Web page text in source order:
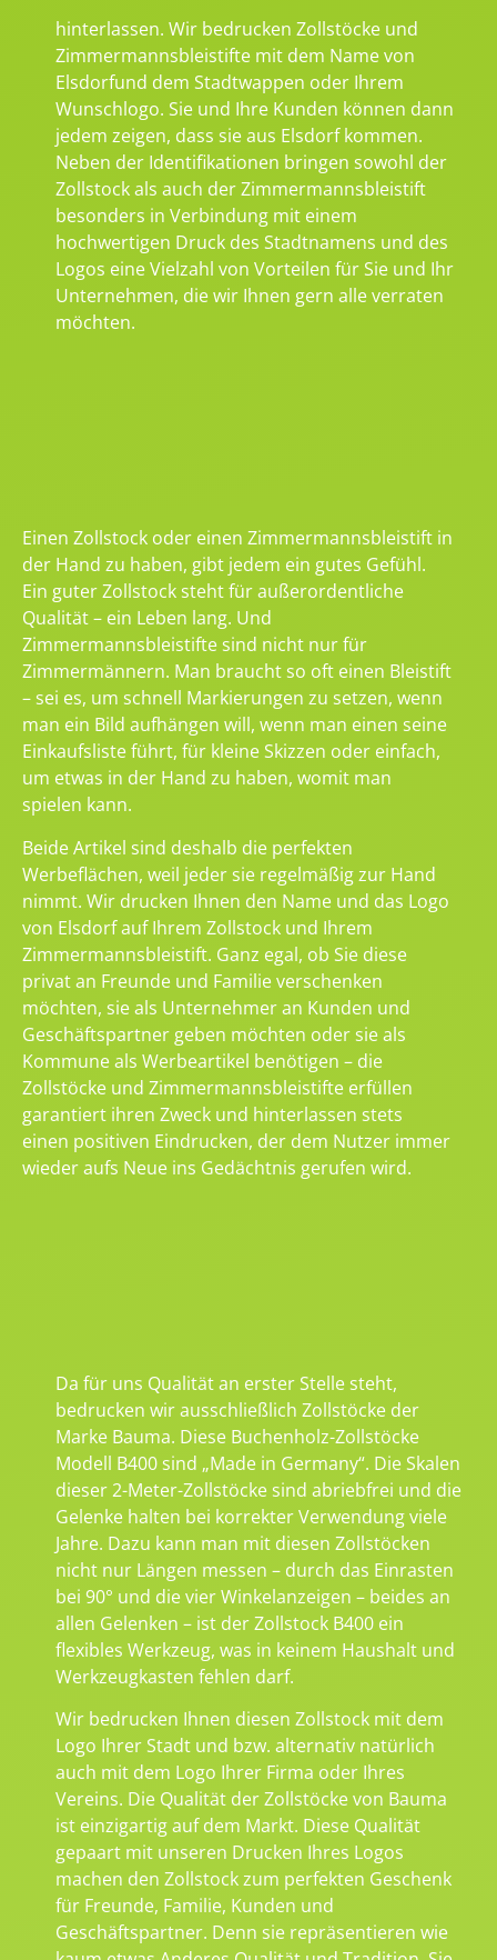
hinterlassen. Wir bedrucken Zollstöcke und
Zimmermannsbleistifte mit dem Name von
Elsdorfund dem Stadtwappen oder Ihrem
Wunschlogo. Sie und Ihre Kunden können dann
jedem zeigen, dass sie aus Elsdorf kommen.
Neben der Identifikationen bringen sowohl der
Zollstock als auch der Zimmermannsbleistift
besonders in Verbindung mit einem
hochwertigen Druck des Stadtnamens und des
Logos eine Vielzahl von Vorteilen für Sie und Ihr
Unternehmen, die wir Ihnen gern alle verraten
möchten.
Einen Zollstock oder einen Zimmermannsbleistift in
der Hand zu haben, gibt jedem ein gutes Gefühl.
Ein guter Zollstock steht für außerordentliche
Qualität – ein Leben lang. Und
Zimmermannsbleistifte sind nicht nur für
Zimmermännern. Man braucht so oft einen Bleistift
– sei es, um schnell Markierungen zu setzen, wenn
man ein Bild aufhängen will, wenn man einen seine
Einkaufsliste führt, für kleine Skizzen oder einfach,
um etwas in der Hand zu haben, womit man
spielen kann.
Beide Artikel sind deshalb die perfekten
Werbeflächen, weil jeder sie regelmäßig zur Hand
nimmt. Wir drucken Ihnen den Name und das Logo
von Elsdorf auf Ihrem Zollstock und Ihrem
Zimmermannsbleistift. Ganz egal, ob Sie diese
privat an Freunde und Familie verschenken
möchten, sie als Unternehmer an Kunden und
Geschäftspartner geben möchten oder sie als
Kommune als Werbeartikel benötigen – die
Zollstöcke und Zimmermannsbleistifte erfüllen
garantiert ihren Zweck und hinterlassen stets
einen positiven Eindrucken, der dem Nutzer immer
wieder aufs Neue ins Gedächtnis gerufen wird.
Da für uns Qualität an erster Stelle steht,
bedrucken wir ausschließlich Zollstöcke der
Marke Bauma. Diese Buchenholz-Zollstöcke
Modell B400 sind „Made in Germany“. Die Skalen
dieser 2-Meter-Zollstöcke sind abriebfrei und die
Gelenke halten bei korrekter Verwendung viele
Jahre. Dazu kann man mit diesen Zollstöcken
nicht nur Längen messen – durch das Einrasten
bei 90° und die vier Winkelanzeigen – beides an
allen Gelenken – ist der Zollstock B400 ein
flexibles Werkzeug, was in keinem Haushalt und
Werkzeugkasten fehlen darf.
Wir bedrucken Ihnen diesen Zollstock mit dem
Logo Ihrer Stadt und bzw. alternativ natürlich
auch mit dem Logo Ihrer Firma oder Ihres
Vereins. Die Qualität der Zollstöcke von Bauma
ist einzigartig auf dem Markt. Diese Qualität
gepaart mit unseren Drucken Ihres Logos
machen den Zollstock zum perfekten Geschenk
für Freunde, Familie, Kunden und
Geschäftspartner. Denn sie repräsentieren wie